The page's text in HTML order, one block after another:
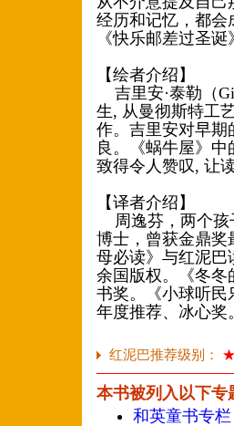
经历和记忆，都会
《快乐邮差过圣
【绘者介绍】
吉里安·泰勒（
生, 从曼彻斯特工
作。吉里安对早期
良。《蜗牛屋》
致得令人赞叹, 让
【译者介绍】
周逸芬，两个孩
博士，曾获金鼎奖
母必读》与红泥巴
余国版权。《冬冬
书奖。《小球听民
年度推荐、冰心奖
红泥巴推荐级别：
本书被列入以下专
和英童书专栏